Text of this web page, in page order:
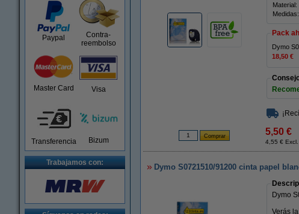
Paypal
Contra-
reembolso
Master Card Visa
Transferencia Bizum
Trabajamos con:
Material:
Medidas:
Pack
Dymo
18,50 €
5,50 €
4,55 €
Dymo S0721510/91200 cinta papel
Dymo
Verás